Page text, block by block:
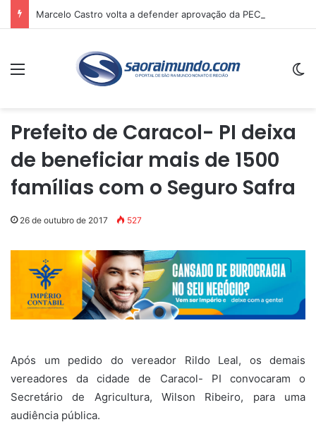
Menu
Prefeito de Caracol- PI deixa
de beneficiar mais de 1500
famílias com o Seguro Safra
26 de outubro de 2017 527
Após um pedido do vereador Rildo Leal, os demais
vereadores da cidade de Caracol- PI convocaram o
Secretário de Agricultura, Wilson Ribeiro, para uma
audiência pública.